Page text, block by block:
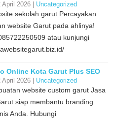
2026 | Uncategorized
sekolah garut Percayakan
website Garut pada ahlinya!
atau kunjungi
Online Kota Garut Plus SEO
2026 | Uncategorized
website custom garut Jasa
siap membantu branding
Anda. Hubungi